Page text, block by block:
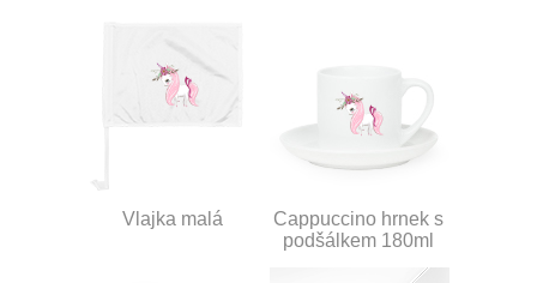
Vlajka malá
Cappuccino hrnek s
podšálkem 180ml